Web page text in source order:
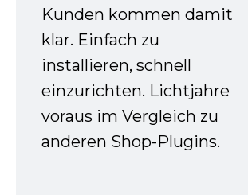
Kunden kommen damit
klar. Einfach zu
installieren, schnell
einzurichten. Lichtjahre
voraus im Vergleich zu
anderen Shop-Plugins.